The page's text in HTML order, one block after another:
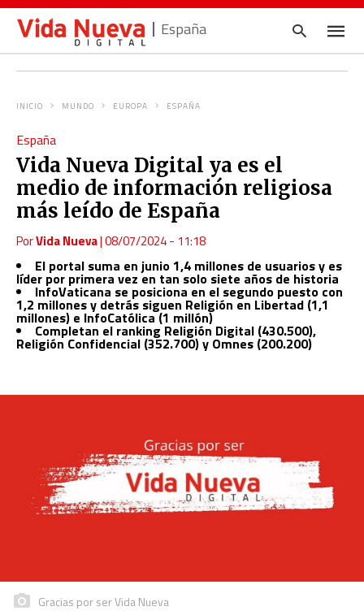
España
pulsa
en
INICIO MUNDO EUROPA ESPAÑA
España
Vida Nueva Digital ya es el
medio de información religiosa
más leído de España
PorVida Nueva|08/07/2024 - 11:18
El portal suma en junio 1,4 millones de usuarios y es
líder por primera vez en tan solo siete años de historia
InfoVaticana se posiciona en el segundo puesto con
1,2 millones y detrás siguen Religión en Libertad (1,1
millones) e InfoCatólica (1 millón)
Completan el ranking Religión Digital (430.500),
Religión Confidencial (352.700) y Omnes (200.200)
Gracias por ser Vida Nueva